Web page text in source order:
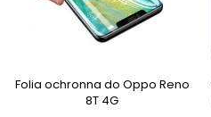
Folia ochronna do Oppo Reno
8T 4G